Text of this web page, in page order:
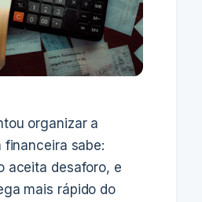
organizar a
financeira sabe:
aceita desaforo, e
mais rápido do